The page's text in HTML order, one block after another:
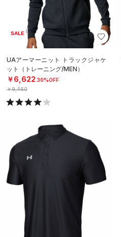
SALE
UAアーマーニット トラックジャケ
ット（トレーニング/MEN）
￥6,622 30%OFF
￥9,460